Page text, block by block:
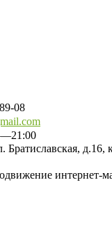
08
Братиславская, д.16,
интернет-